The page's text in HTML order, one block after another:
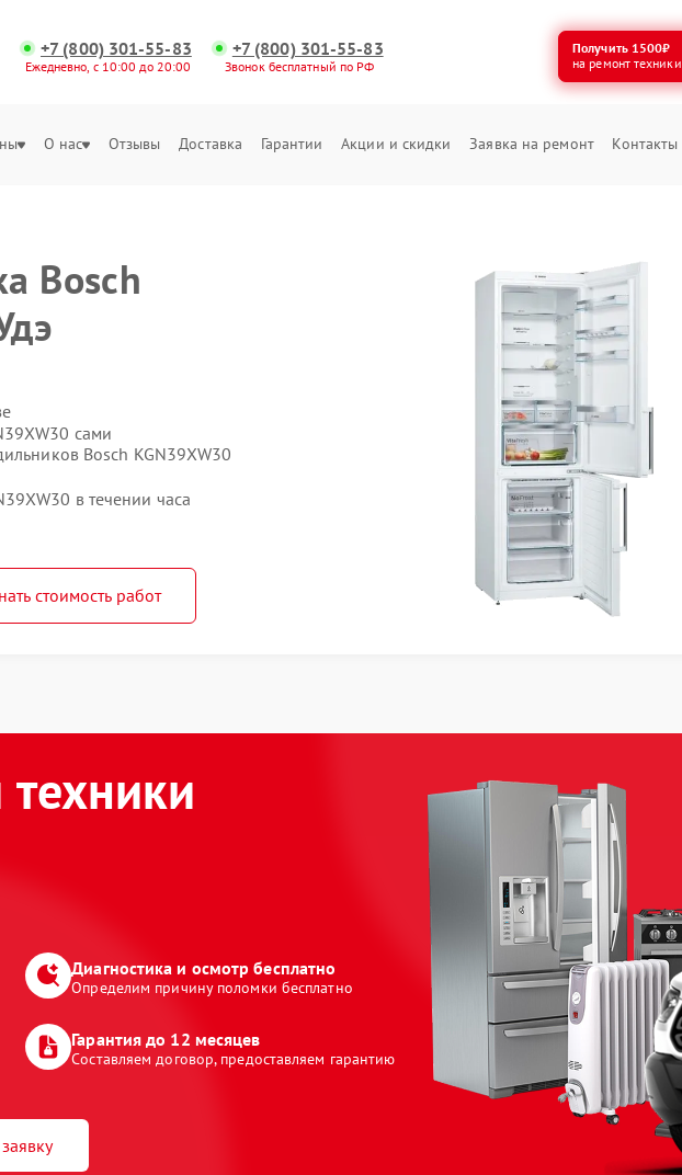
+7 (800) 301-55-83
Ежедневно, с 10:00 до 20:00
+7 (800) 301-55-83
Звонок бесплатный по РФ
Получить 1500₽
на ремонт техники
О нас Отзывы Доставка Гарантии Акции и скидки Заявка на ремонт Контакты
Bosch
сами
Bosch KGN39XW30
в течении часа
стоимость работ
Диагностика и осмотр бесплатно
Определим причину поломки бесплатно
Гарантия до 12 месяцев
Составляем договор, предоставляем гарантию